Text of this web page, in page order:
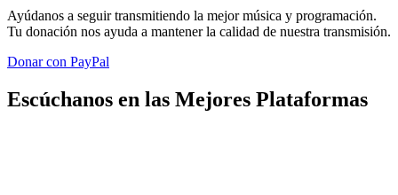
Ayúdanos a seguir transmitiendo la mejor música y programación.
Tu donación nos ayuda a mantener la calidad de nuestra transmisión.
Donar con PayPal
Escúchanos en las Mejores Plataformas